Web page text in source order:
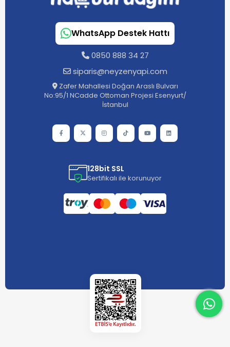
WhatsApp Destek Hattı
0850 888 34 27
siparis@neyzenyapi.com
Zafer Mahallesi Doğan Araslı Bulvarı
No:95/1 NCadde Ottoman Projesi Esenyurt/
İstanbul
128bit SSL
Sertifikalı ile korunuyor